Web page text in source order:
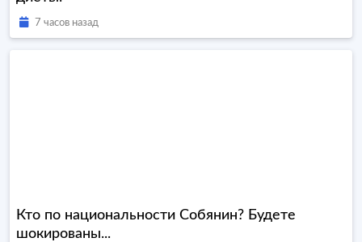
7 часов назад
Кто по национальности Собянин? Будете
шокированы...